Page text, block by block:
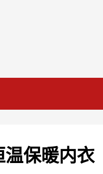
保暖内衣